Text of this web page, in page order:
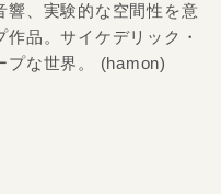
響、実験的な空間性を意
品。サイケデリック・
プな世界。 (hamon)